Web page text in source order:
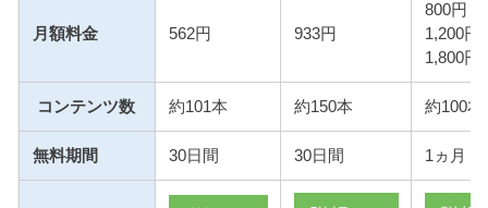
月額料金 562円 933円
800円
1,200円
1,800円
コンテンツ数 約101本 約150本 約100本
無料期間 30日間 30日間 1ヵ月